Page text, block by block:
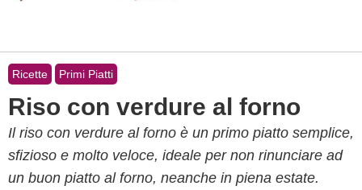
Ricette Primi Piatti
Riso con verdure al forno
Il riso con verdure al forno è un primo piatto semplice,
sfizioso e molto veloce, ideale per non rinunciare ad
un buon piatto al forno, neanche in piena estate.